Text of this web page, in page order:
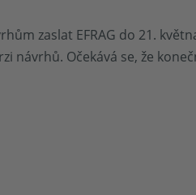
zaslat EFRAG do 21.
návrhů. Očekává se, že